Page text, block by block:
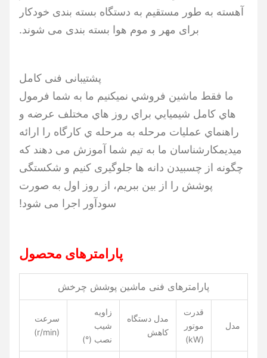
آهسته به طور مستقیم به دستگاه بسته بندی خودکار
برای مهر و موم هوا بسته بندی می شوند.
پشتیبانی فنی کامل
ما فقط ماشين فروشي نميکنيم ما به شما فرمول
هاي كامل شيميايي براي روز هاي مختلف عرضه و
راهنماي عمليات مرحله به مرحله ي کارگاه را ارائه
ميديمکارشناسان ما به تیم شما آموزش می دهند که
چگونه از چسبیدن دانه ها جلوگیری کنیم و شکستگی
پوشش را از بین ببریم، از روز اول به صورت
سودآور اجرا می شود!
پارامترهای محصول
پارامترهای فنی ماشین پوشش چرخش
قدرت
مدل دستگاه
کاهش
شیب
نصب (°)
سرعت